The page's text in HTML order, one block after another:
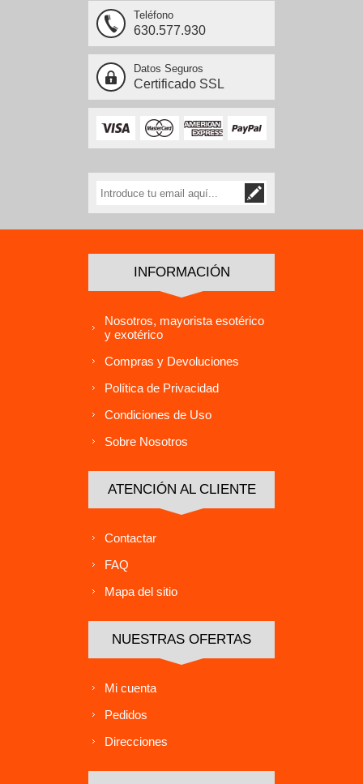
Teléfono
630.577.930
Datos Seguros
Certificado SSL
INFORMACIÓN
Nosotros, mayorista esotérico
y exotérico
Compras y Devoluciones
Política de Privacidad
Condiciones de Uso
Sobre Nosotros
ATENCIÓN AL CLIENTE
Contactar
FAQ
Mapa del sitio
NUESTRAS OFERTAS
Mi cuenta
Pedidos
Direcciones